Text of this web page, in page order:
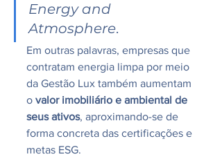
Energy and
Atmosphere.
Em outras palavras, empresas que
contratam energia limpa por meio
da Gestão Lux também aumentam
o valor imobiliário e ambiental de
seus ativos, aproximando-se de
forma concreta das certificações e
metas ESG.